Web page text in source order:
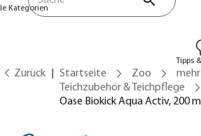
Kategorien
Tipps
Zurück Startseite Zoo
Teichzubehör & Teichpflege
Oase Biokick Aqua Activ, 200 ml